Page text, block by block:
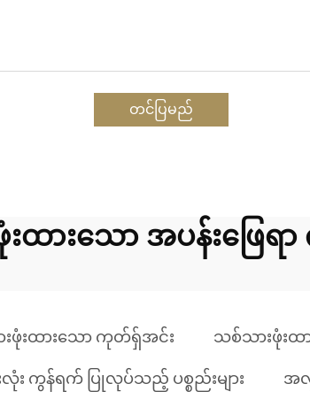
တင်ပြမည်
ထားသော အပန်းဖြေရာ
ဖုံးထားသော ကုတ်ရှ်အင်း သစ်သားဖုံးထာ
း ကွန်ရက် ပြုလုပ်သည့် ပစ္စည်းများ အလှ